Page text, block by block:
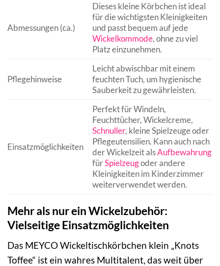
Abmessungen (ca.)
Dieses kleine Körbchen ist ideal
für die wichtigsten Kleinigkeiten
und passt bequem auf jede
Wickelkommode, ohne zu viel
Platz einzunehmen.
Pflegehinweise
Leicht abwischbar mit einem
feuchten Tuch, um hygienische
Sauberkeit zu gewährleisten.
Einsatzmöglichkeiten
Perfekt für Windeln,
Feuchttücher, Wickelcreme,
Schnuller, kleine Spielzeuge oder
Pflegeutensilien. Kann auch nach
der Wickelzeit alsAufbewahrung
fürSpielzeugoder andere
Kleinigkeiten im Kinderzimmer
weiterverwendet werden.
Mehr als nur ein Wickelzubehör:
Vielseitige Einsatzmöglichkeiten
Das MEYCO Wickeltischkörbchen klein „Knots
Toffee“ ist ein wahres Multitalent, das weit über